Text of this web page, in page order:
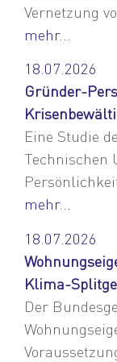
Vernetzung
mehr...
18.07.2026
Gründer-
Eine Studie
Technischen
mehr...
18.07.2026
Klima-
Der